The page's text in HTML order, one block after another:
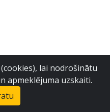
lai nodrošinātu
apmeklējuma uzskaiti.